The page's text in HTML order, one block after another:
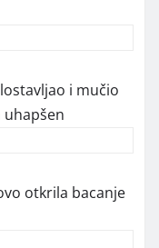
i mučio
otkrila bacanje